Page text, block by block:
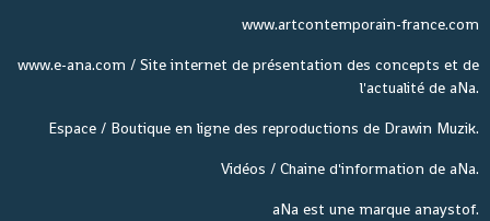
www.artcontemporain-france.com
www.e-ana.com / Site internet de présentation des concepts et de
l'actualité de aNa.
Espace / Boutique en ligne des reproductions de Drawin Muzik.
Vidéos / Chaine d'information de aNa.
aNa est une marque anaystof.